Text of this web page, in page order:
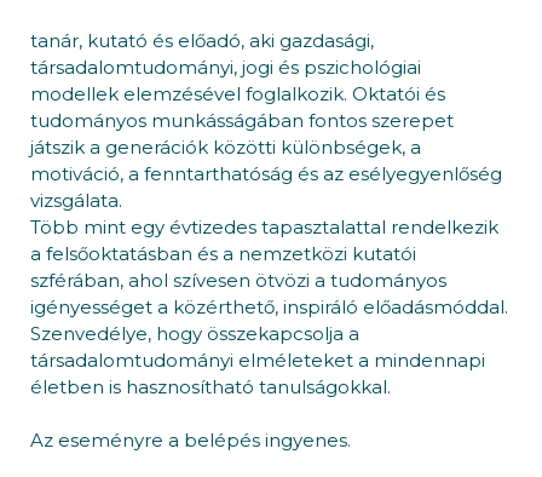
tanár, kutató és előadó, aki gazdasági,
társadalomtudományi, jogi és pszichológiai
modellek elemzésével foglalkozik. Oktatói és
tudományos munkásságában fontos szerepet
játszik a generációk közötti különbségek, a
motiváció, a fenntarthatóság és az esélyegyenlőség
vizsgálata.
Több mint egy évtizedes tapasztalattal rendelkezik
a felsőoktatásban és a nemzetközi kutatói
szférában, ahol szívesen ötvözi a tudományos
igényességet a közérthető, inspiráló előadásmóddal.
Szenvedélye, hogy összekapcsolja a
társadalomtudományi elméleteket a mindennapi
életben is hasznosítható tanulságokkal.
Az eseményre a belépés ingyenes.